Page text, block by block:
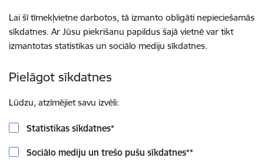
Lai šī tīmekļvietne darbotos, tā izmanto obligāti nepieciešamās
sīkdatnes. Ar Jūsu piekrišanu papildus šajā vietnē var tikt
izmantotas statistikas un sociālo mediju sīkdatnes.
Pielāgot sīkdatnes
Lūdzu, atzīmējiet savu izvēli:
Statistikas sīkdatnes*
Sociālo mediju un trešo pušu sīkdatnes**